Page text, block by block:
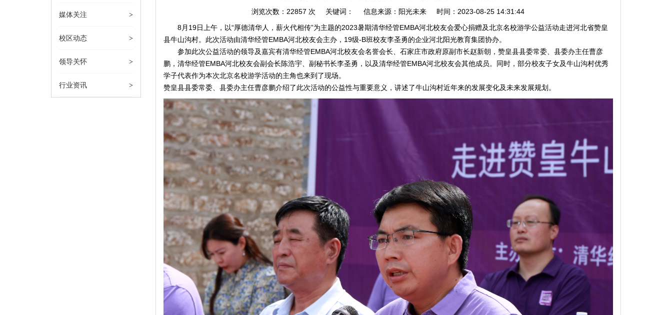
媒体关注 >
校区动态 >
领导关怀 >
行业资讯 >
浏览次数： 22857 次 关键词： 信息来源： 阳光未来 时间： 2023-08-25 14:31:44
8月19日上午，以“厚德清华人，薪火代相传”为主题的2023暑期清华经管EMBA河北校友会爱心捐赠及北京名校游学公益活动走进河北省赞皇
县牛山沟村。此次活动由清华经管EMBA河北校友会主办，19级-B班校友李圣勇的企业河北阳光教育集团协办。
参加此次公益活动的领导及嘉宾有清华经管EMBA河北校友会名誉会长、石家庄市政府原副市长赵新朝，赞皇县县委常委、县委办主任曹彦
鹏，清华经管EMBA河北校友会副会长陈浩宇、副秘书长李圣勇，以及清华经管EMBA河北校友会其他成员。同时，部分校友子女及牛山沟村优秀
学子代表作为本次北京名校游学活动的主角也来到了现场。
赞皇县县委常委、县委办主任曹彦鹏介绍了此次活动的公益性与重要意义，讲述了牛山沟村近年来的发展变化及未来发展规划。